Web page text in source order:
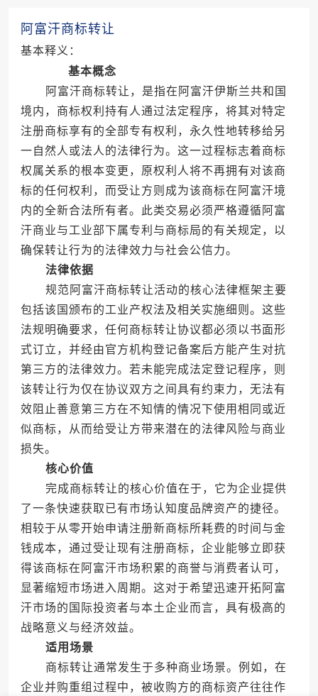
阿富汗商标转让
基本释义：
基本概念
阿富汗商标转让，是指在阿富汗伊斯兰共和国
境内，商标权利持有人通过法定程序，将其对特定
注册商标享有的全部专有权利，永久性地转移给另
一自然人或法人的法律行为。这一过程标志着商标
权属关系的根本变更，原权利人将不再拥有对该商
标的任何权利，而受让方则成为该商标在阿富汗境
内的全新合法所有者。此类交易必须严格遵循阿富
汗商业与工业部下属专利与商标局的有关规定，以
确保转让行为的法律效力与社会公信力。
法律依据
规范阿富汗商标转让活动的核心法律框架主要
包括该国颁布的工业产权法及相关实施细则。这些
法规明确要求，任何商标转让协议都必须以书面形
式订立，并经由官方机构登记备案后方能产生对抗
第三方的法律效力。若未能完成法定登记程序，则
该转让行为仅在协议双方之间具有约束力，无法有
效阻止善意第三方在不知情的情况下使用相同或近
似商标，从而给受让方带来潜在的法律风险与商业
损失。
核心价值
完成商标转让的核心价值在于，它为企业提供
了一条快速获取已有市场认知度品牌资产的捷径。
相较于从零开始申请注册新商标所耗费的时间与金
钱成本，通过受让现有注册商标，企业能够立即获
得该商标在阿富汗市场积累的商誉与消费者认可，
显著缩短市场进入周期。这对于希望迅速开拓阿富
汗市场的国际投资者与本土企业而言，具有极高的
战略意义与经济效益。
适用场景
商标转让通常发生于多种商业场景。例如，在
企业并购重组过程中，被收购方的商标资产往往作